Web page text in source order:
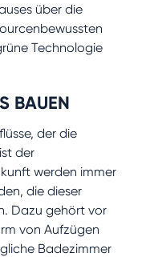
über die
Technologie
BAUEN
der die
der
werden immer
die dieser
Dazu gehört vor
von Aufzügen
Badezimmer